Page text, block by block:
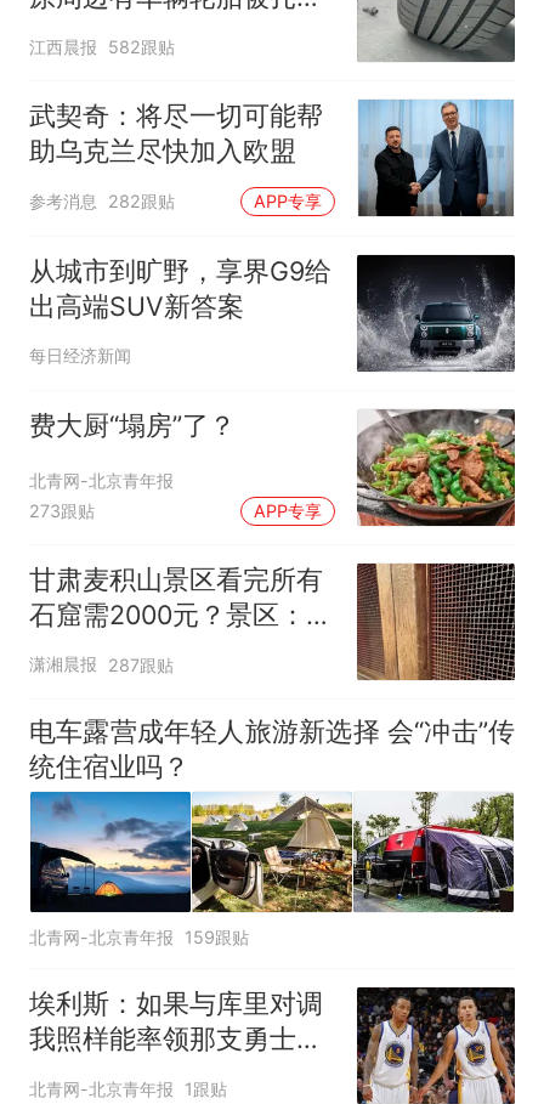
修理店铺换胎价格高达千
江西晨报 582跟贴
武契奇：将尽一切可能帮
助乌克兰尽快加入欧盟
参考消息 282跟贴 APP专享
从城市到旷野，享界G9给
出高端SUV新答案
每日经济新闻
费大厨“塌房”了？
北青网-北京青年报
273跟贴
APP专享
甘肃麦积山景区看完所有
石窟需2000元？景区：部
分石窟受特别保护，游客
潇湘晨报 287跟贴
电车露营成年轻人旅游新选择 会“冲击”传
统住宿业吗？
北青网-北京青年报 159跟贴
埃利斯：如果与库里对调
我照样能率领那支勇士取
得现在的成就
北青网-北京青年报 1跟贴